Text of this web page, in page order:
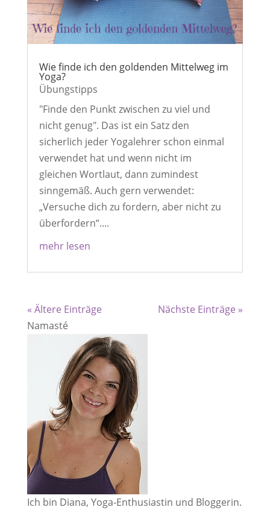
Wie finde ich den goldenden Mittelweg im
Yoga?
Übungstipps
"Finde den Punkt zwischen zu viel und
nicht genug". Das ist ein Satz den
sicherlich jeder Yogalehrer schon einmal
verwendet hat und wenn nicht im
gleichen Wortlaut, dann zumindest
sinngemäß. Auch gern verwendet:
„Versuche dich zu fordern, aber nicht zu
überfordern“....
mehr lesen
« Ältere Einträge
Nächste Einträge »
Namasté
Ich bin Diana, Yoga-Enthusiastin und Bloggerin.